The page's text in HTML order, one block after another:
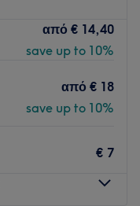
από € 14,40
save up to 10%
από € 18
save up to 10%
€ 7